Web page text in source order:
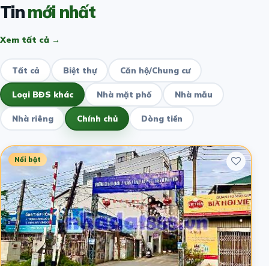
Tinmới nhất
Xem tất cả →
Tất cả Biệt thự Căn hộ/Chung cư
Loại BĐS khác Nhà mặt phố Nhà mẫu
Nhà riêng Chính chủ Dòng tiền
Nổi bật